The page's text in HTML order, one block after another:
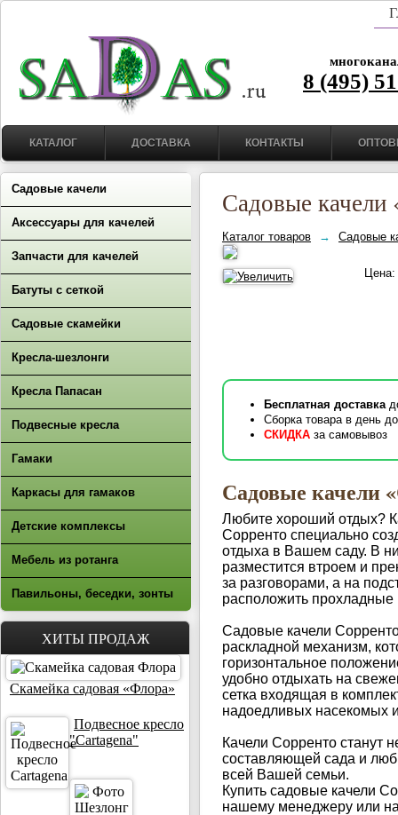
8 (495)
КАТАЛОГ ДОСТАВКА КОНТАКТЫ
Садовые качели
Аксессуары для качелей
Запчасти для качелей
Батуты с сеткой
Садовые скамейки
Кресла-шезлонги
Кресла Папасан
Подвесные кресла
Гамаки
Каркасы для гамаков
Детские комплексы
Мебель из ротанга
Павильоны, беседки, зонты
ХИТЫ ПРОДАЖ
Скамейка садовая «Флора»
Подвесное кресло
"Cartagena"
Садовые качели
Каталог товаров → Садовые
Цена:
Бесплатная доставка
Сборка товара в день
СКИДКА за самовывоз
Садовые качели
Любите хороший отдых?
Сорренто специально
отдыха в Вашем саду. В
разместится втроем и
за разговорами, а на
расположить прохладные
Садовые качели
раскладной механизм,
горизонтальное
удобно отдыхать на
сетка входящая в
надоедливых насекомых
Качели Сорренто станут
составляющей сада и
всей Вашей семьи.
Купить садовые качели
нашему менеджеру или